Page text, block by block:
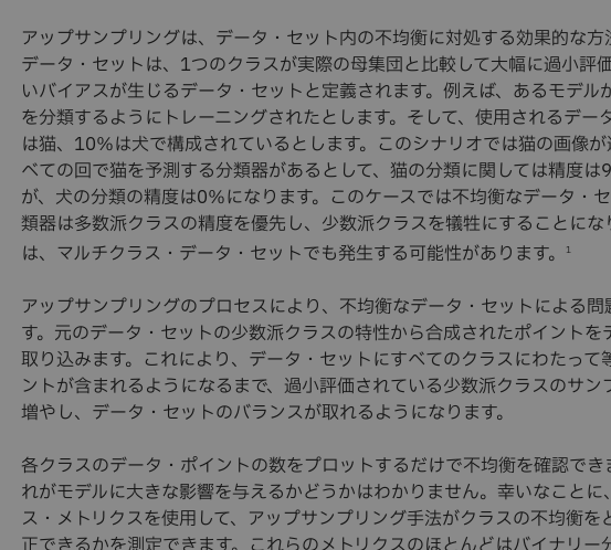
アップサンプリングは、データ・セット内の不均衡に対処する効果的な方
データ・セットは、1つのクラスが実際の母集団と比較して大幅に過小評
いバイアスが生じるデータ・セットと定義されます。例えば、あるモデル
を分類するようにトレーニングされたとします。そして、使用されるデー
は猫、10％は犬で構成されているとします。このシナリオでは猫の画像
べての回で猫を予測する分類器があるとして、猫の分類に関しては精度は
が、犬の分類の精度は0％になります。このケースでは不均衡なデータ・
類器は多数派クラスの精度を優先し、少数派クラスを犠牲にすることにな
は、マルチクラス・データ・セットでも発生する可能性があります。
1
アップサンプリングのプロセスにより、不均衡なデータ・セットによる問
す。元のデータ・セットの少数派クラスの特性から合成されたポイントを
取り込みます。これにより、データ・セットにすべてのクラスにわたって
ントが含まれるようになるまで、過小評価されている少数派クラスのサン
増やし、データ・セットのバランスが取れるようになります。
各クラスのデータ・ポイントの数をプロットするだけで不均衡を確認でき
れがモデルに大きな影響を与えるかどうかはわかりません。幸いなことに
ス・メトリクスを使用して、アップサンプリング手法がクラスの不均衡を